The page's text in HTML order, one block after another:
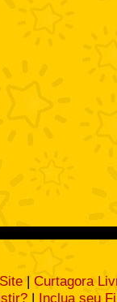
| Curtagora
| Inclua seu